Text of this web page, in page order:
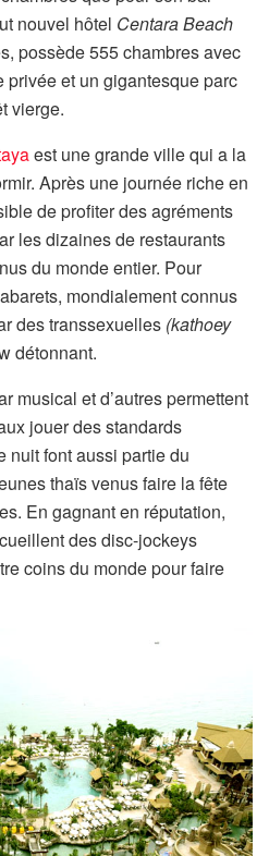
nouvel hôtel Centara Beach
possède 555 chambres avec
privée et un gigantesque parc
vierge.
est une grande ville qui a la
Après une journée riche en
de profiter des agréments
les dizaines de restaurants
du monde entier. Pour
mondialement connus
des transsexuelles (kathoey
détonnant.
musical et d’autres permettent
jouer des standards
nuit font aussi partie du
thaïs venus faire la fête
En gagnant en réputation,
des disc-jockeys
coins du monde pour faire